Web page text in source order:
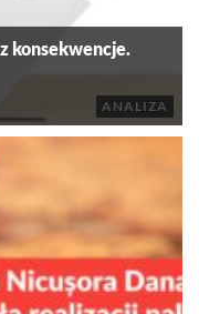
ANALIZA
konsekwencje.